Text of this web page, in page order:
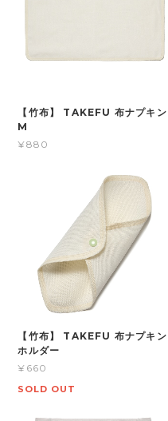
【竹布】 TAKEFU 布ナプキン
M
¥880
【竹布】 TAKEFU 布ナプキン
ホルダー
¥660
SOLD OUT